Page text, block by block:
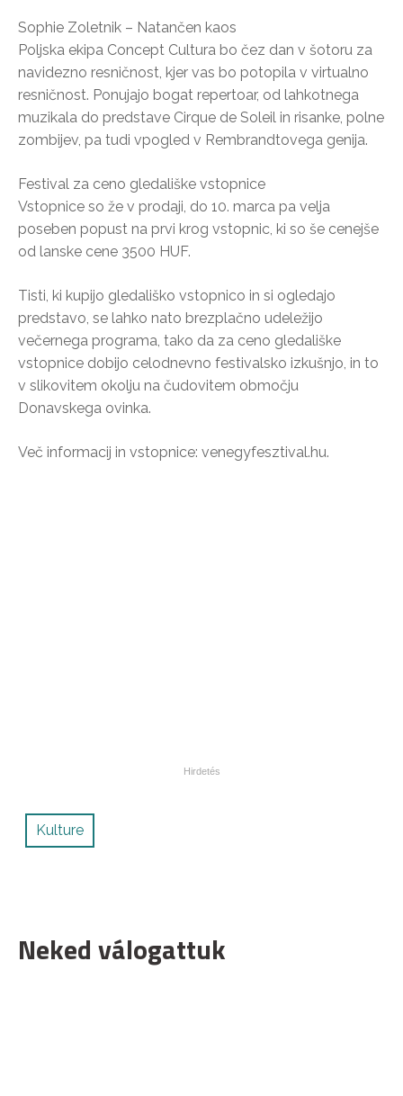
Sophie Zoletnik – Natančen kaos
Poljska ekipa Concept Cultura bo čez dan v šotoru za
navidezno resničnost, kjer vas bo potopila v virtualno
resničnost. Ponujajo bogat repertoar, od lahkotnega
muzikala do predstave Cirque de Soleil in risanke, polne
zombijev, pa tudi vpogled v Rembrandtovega genija.
Festival za ceno gledališke vstopnice
Vstopnice so že v prodaji, do 10. marca pa velja
poseben popust na prvi krog vstopnic, ki so še cenejše
od lanske cene 3500 HUF.
Tisti, ki kupijo gledališko vstopnico in si ogledajo
predstavo, se lahko nato brezplačno udeležijo
večernega programa, tako da za ceno gledališke
vstopnice dobijo celodnevno festivalsko izkušnjo, in to
v slikovitem okolju na čudovitem območju
Donavskega ovinka.
Več informacij in vstopnice: venegyfesztival.hu.
Kulture
Neked válogattuk